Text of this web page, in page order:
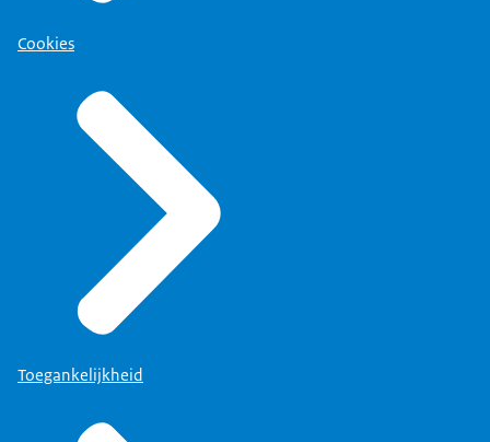
Cookies
Toegankelijkheid